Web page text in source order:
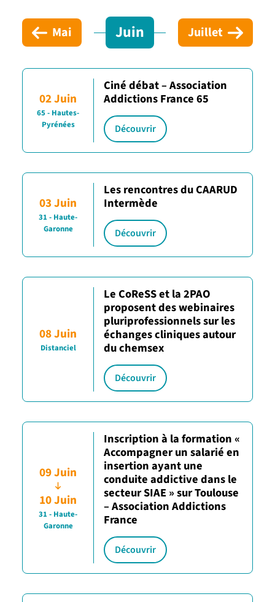
Mai Juin Juillet
02 Juin
65 - Hautes-
Pyrénées
Ciné débat – Association
Addictions France 65
Découvrir
03 Juin
31 - Haute-
Garonne
Les rencontres du CAARUD
Intermède
Découvrir
08 Juin
Distanciel
Le CoReSS et la 2PAO
proposent des webinaires
pluriprofessionnels sur les
échanges cliniques autour
du chemsex
Découvrir
09 Juin
10 Juin
31 - Haute-
Garonne
Inscription à la formation «
Accompagner un salarié en
insertion ayant une
conduite addictive dans le
secteur SIAE » sur Toulouse
– Association Addictions
France
Découvrir